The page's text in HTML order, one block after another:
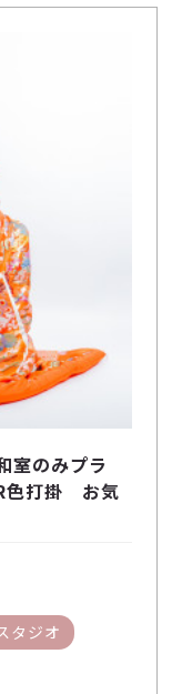
室のみプラ
色打掛 お気
タジオ